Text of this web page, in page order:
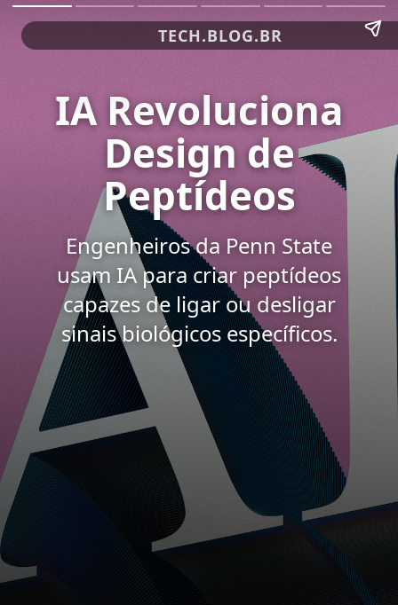
TECH.BLOG.BR
IA Revoluciona
Design de
Peptídeos
Engenheiros da Penn State
usam IA para criar peptídeos
capazes de ligar ou desligar
sinais biológicos específicos.